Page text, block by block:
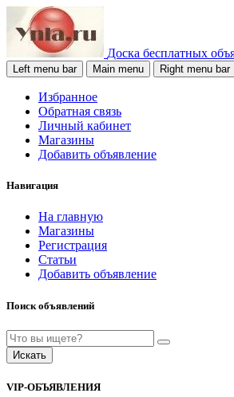
Доска бесплатных
Left menu bar Main menu Right menu bar
Избранное
Обратная связь
Личный кабинет
Магазины
Добавить объявление
Навигация
На главную
Магазины
Регистрация
Статьи
Добавить объявление
Поиск объявлений
Искать
VIP-ОБЪЯВЛЕНИЯ